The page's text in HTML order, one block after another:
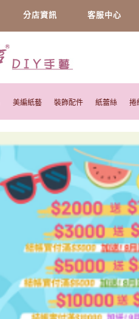
分店資訊 客服中心
美編紙藝 裝飾配件 紙蕾絲 捲